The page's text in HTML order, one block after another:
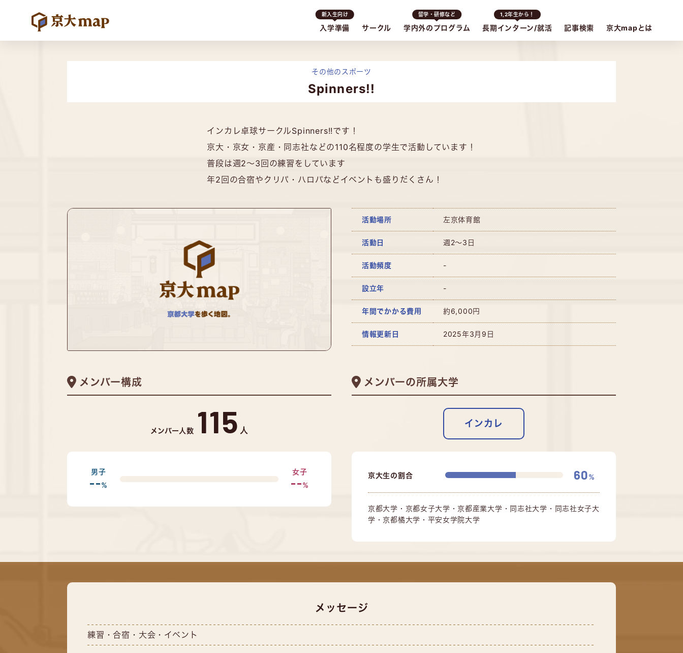
入学準備
新入生向け
サークル 学内外のプログラム
留学・研修など
長期インターン/就活
1,2年生から！
記事検索 京大mapとは
その他のスポーツ
Spinners!!
インカレ卓球サークルSpinners!!です！
京大・京女・京産・同志社などの110名程度の学生で活動しています！
普段は週2～3回の練習をしています
年2回の合宿やクリパ・ハロパなどイベントも盛りだくさん！
活動場所 左京体育館
活動日 週2～3日
活動頻度 -
設立年 -
年間でかかる費用 約6,000円
情報更新日 2025年3月9日
メンバー構成
メンバー人数 115 人
男子
--%
女子
--%
メンバーの所属大学
インカレ
京大生の割合 60%
京都大学・京都女子大学・京都産業大学・同志社大学・同志社女子大
学・京都橘大学・平安女学院大学
メッセージ
練習・合宿・大会・イベント